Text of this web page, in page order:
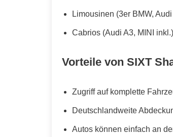
Limousinen (3er BMW,
Cabrios (Audi A3, MINI inkl.)
Vorteile von SIXT
Zugriff auf komplette
Deutschlandweite
Autos können einfach an